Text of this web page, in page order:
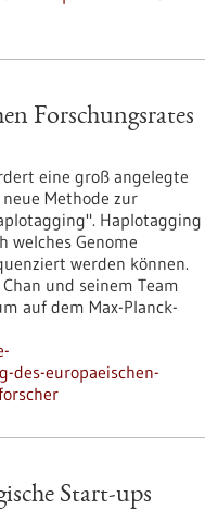
Forschungsrates
eine groß angelegte
Methode zur
Haplotagging
welches Genome
werden können.
und seinem Team
auf dem Max-Planck-
europaeischen-
Start-ups